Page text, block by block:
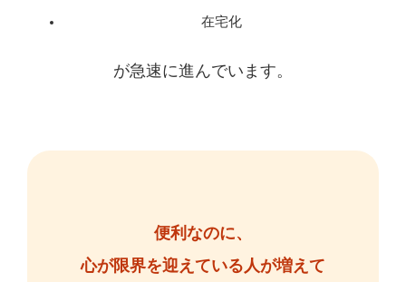
在宅化
が急速に進んでいます。
便利なのに、
心が限界を迎えている人が増えて